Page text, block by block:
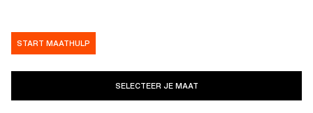
START MAATHULP
SELECTEER JE MAAT